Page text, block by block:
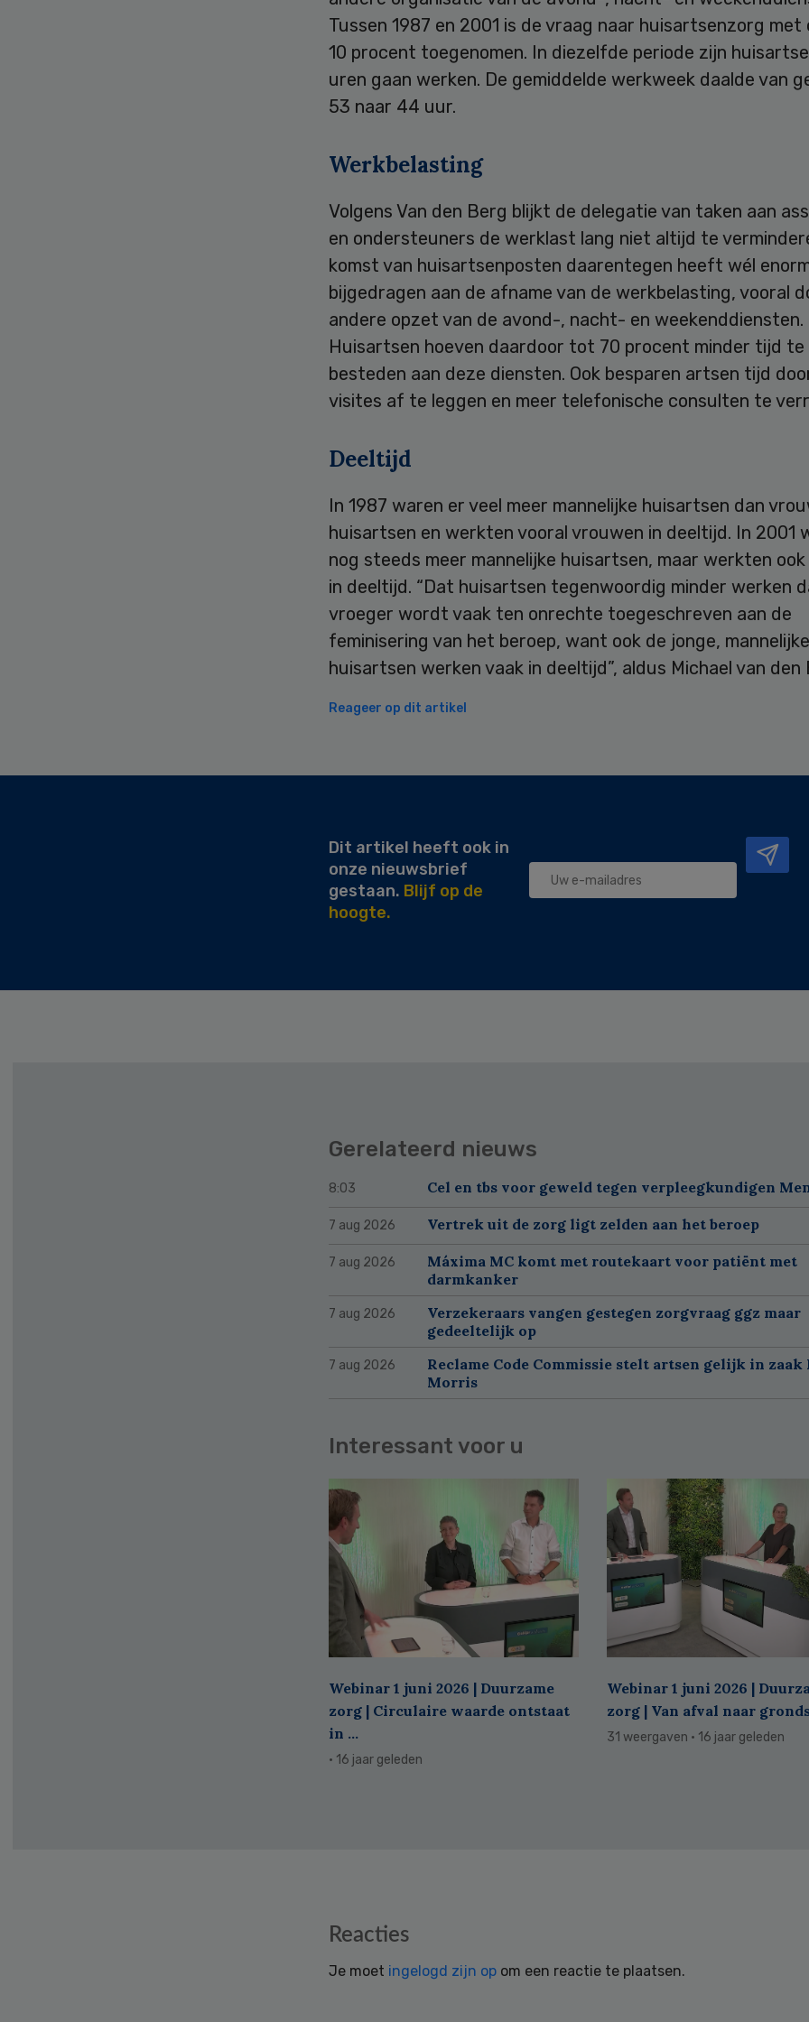
Tussen 1987 en 2001 is de vraag naar huisartsenzorg met
10 procent toegenomen. In diezelfde periode zijn
uren gaan werken. De gemiddelde werkweek daalde van
53 naar 44 uur.
Werkbelasting
Volgens Van den Berg blijkt de delegatie van taken aan
en ondersteuners de werklast lang niet altijd te
komst van huisartsenposten daarentegen heeft wél
bijgedragen aan de afname van de werkbelasting, vooral
andere opzet van de avond-, nacht- en weekenddiensten.
Huisartsen hoeven daardoor tot 70 procent minder tijd te
besteden aan deze diensten. Ook besparen artsen tijd
visites af te leggen en meer telefonische consulten te
Deeltijd
In 1987 waren er veel meer mannelijke huisartsen dan
huisartsen en werkten vooral vrouwen in deeltijd. In 2001
nog steeds meer mannelijke huisartsen, maar werkten
in deeltijd. “Dat huisartsen tegenwoordig minder werken
vroeger wordt vaak ten onrechte toegeschreven aan de
feminisering van het beroep, want ook de jonge, mannelijke
huisartsen werken vaak in deeltijd”, aldus Michael van den
Reageer op dit artikel
Secondary
Dit artikel heeft ook in
onze nieuwsbrief
gestaan. Blijf op de
hoogte.
Gerelateerd nieuws
8:03 Cel en tbs voor geweld tegen verpleegkundigen
7 aug 2026 Vertrek uit de zorg ligt zelden aan het beroep
7 aug 2026
Máxima MC komt met routekaart voor patiënt met
darmkanker
7 aug 2026
Verzekeraars vangen gestegen zorgvraag ggz maar
gedeeltelijk op
7 aug 2026
Reclame Code Commissie stelt artsen gelijk in
Morris
Interessant voor u
Webinar 1 juni 2026 | Duurzame
zorg | Circulaire waarde ontstaat
in ...
· 16 jaar geleden
Webinar 1 juni 2026 |
zorg | Van afval naar
31 weergaven · 16 jaar geleden
Reacties
Je moet ingelogd zijn op om een reactie te plaatsen.